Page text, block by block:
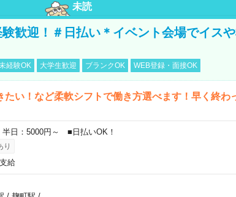
未読
歓迎！＃日払い＊イベント会場でイス
経験OK 大学生歓迎 ブランクOK WEB登録・面接OK
たい！など柔軟シフトで働き方選べます！早く終わ
日：5000円～ ■日払いOK！
り
給